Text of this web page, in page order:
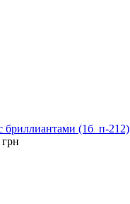
бриллиантами (1б_п-212)